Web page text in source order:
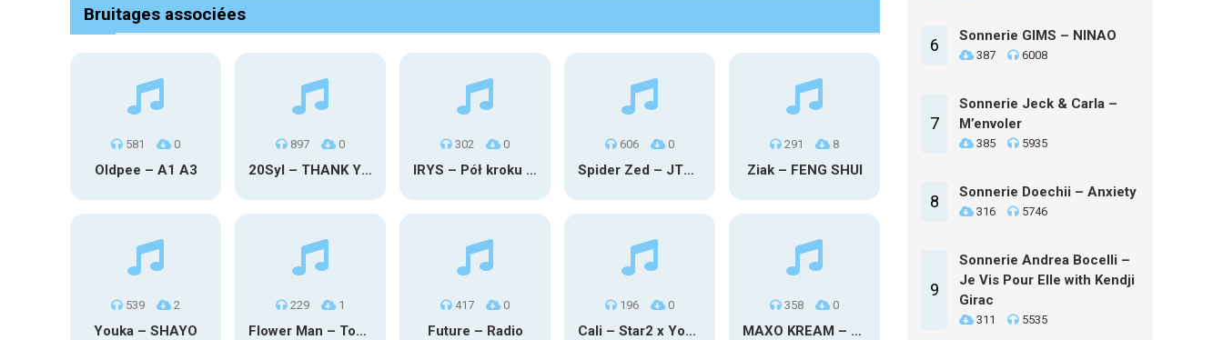
Bruitages associées
581 0
Oldpee – A1 A3
897 0
20Syl – THANK YOU
302 0
IRYS – Pół kroku stąd
606 0
Spider Zed – JTM OU TG
291 8
Ziak – FENG SHUI
539 2
Youka – SHAYO
229 1
Flower Man – Toby Fox
417 0
Future – Radio
196 0
Cali – Star2 x Young Henny
358 0
MAXO KREAM – 6 MONTHS CLEAN
6 Sonnerie GIMS – NINAO
387 6008
7
Sonnerie Jeck & Carla –
M’envoler
385 5935
8 Sonnerie Doechii – Anxiety
316 5746
9
Sonnerie Andrea Bocelli –
Je Vis Pour Elle with Kendji
Girac
311 5535